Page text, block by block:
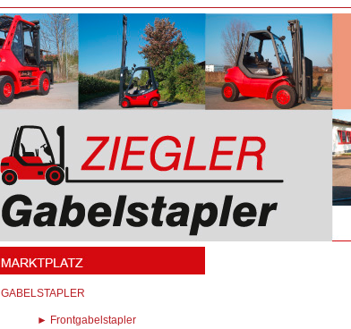
GABELSTAPLER
► Frontgabelstapler